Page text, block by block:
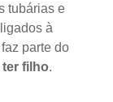
tubárias e
à
parte do
filho.